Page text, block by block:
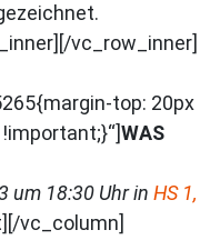
vc_row_inner]
top: 20px
WAS
um 18:30 Uhr in HS 1,
vc_column]